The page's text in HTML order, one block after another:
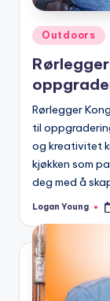
Posted
Outdoors
Rørlegger
til
og kreativitet
kjøkken som
deg med å
Posted
Logan Young